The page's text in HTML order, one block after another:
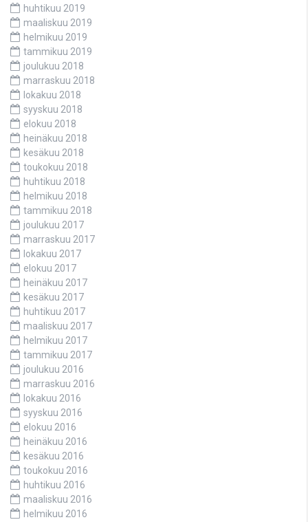
huhtikuu 2019
maaliskuu 2019
helmikuu 2019
tammikuu 2019
joulukuu 2018
marraskuu 2018
lokakuu 2018
syyskuu 2018
elokuu 2018
heinäkuu 2018
kesäkuu 2018
toukokuu 2018
huhtikuu 2018
helmikuu 2018
tammikuu 2018
joulukuu 2017
marraskuu 2017
lokakuu 2017
elokuu 2017
heinäkuu 2017
kesäkuu 2017
huhtikuu 2017
maaliskuu 2017
helmikuu 2017
tammikuu 2017
joulukuu 2016
marraskuu 2016
lokakuu 2016
syyskuu 2016
elokuu 2016
heinäkuu 2016
kesäkuu 2016
toukokuu 2016
huhtikuu 2016
maaliskuu 2016
helmikuu 2016